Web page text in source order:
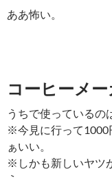
ああ怖い。
コーヒーメ
うちで使っているの
※今見に行って1000
ぁいい。
※しかも新しいヤツ